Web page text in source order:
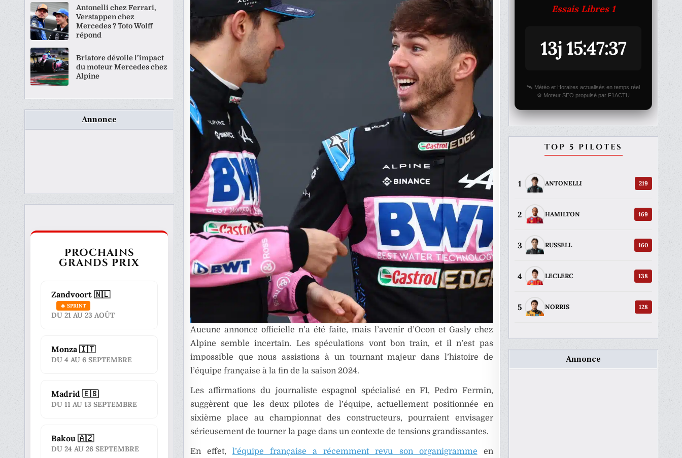
Aucune annonce officielle n’a été faite, mais l’avenir d’Ocon et Gasly chez
Alpine semble incertain. Les spéculations vont bon train, et il n’est pas
impossible que nous assistions à un tournant majeur dans l’histoire de
l’équipe française à la fin de la saison 2024.
Les affirmations du journaliste espagnol spécialisé en F1, Pedro Fermin,
suggèrent que les deux pilotes de l’équipe, actuellement positionnée en
sixième place au championnat des constructeurs, pourraient envisager
sérieusement de tourner la page dans un contexte de tensions grandissantes.
En effet, l’équipe française a récemment revu son organigramme en
Antonelli chez Ferrari,
Verstappen chez
Mercedes ? Toto Wolff
répond
Briatore dévoile l’impact
du moteur Mercedes chez
Alpine
Annonce
PROCHAINS
GRANDS PRIX
Zandvoort 🇳🇱
🔥 SPRINT
DU 21 AU 23 AOÛT
Monza 🇮🇹
DU 4 AU 6 SEPTEMBRE
Madrid 🇪🇸
DU 11 AU 13 SEPTEMBRE
Bakou 🇦🇿
DU 24 AU 26 SEPTEMBRE
Essais Libres 1
13j 15:47:37
🛰️ Météo et Horaires actualisés en temps réel
⚙️ Moteur SEO propulsé par F1ACTU
TOP 5 PILOTES
1 ANTONELLI 219
2 HAMILTON 169
3 RUSSELL 160
4 LECLERC 138
5 NORRIS 128
Annonce